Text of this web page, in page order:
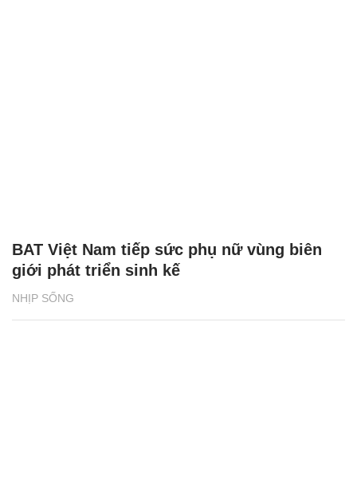
NHỊP SỐNG
BAT Việt Nam tiếp sức phụ nữ vùng biên
giới phát triển sinh kế